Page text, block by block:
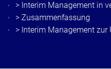
> Interim Management in
> Zusammenfassung
> Interim Management zur